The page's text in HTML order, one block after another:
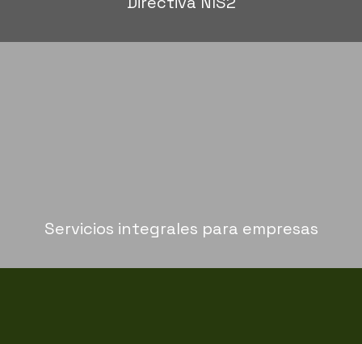
Servicios integrales para empresas